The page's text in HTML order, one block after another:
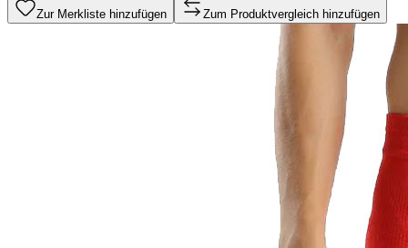
Zur Merkliste hinzufügen Zum Produktvergleich hinzufügen